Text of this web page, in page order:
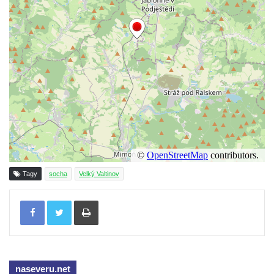
Pomník Vojtěcha Adalberta Lanny v parku
Na Sadech v Českých Budějovicích
Pomník Přemysla Otakara II. v parku Na
Sadech v Českých Budějovicích
Socha Mateřství v parku Na Sadech v
Českých Budějovicích
Památník Otokara Mokrého v parku Na
Sadech v Českých Budějovicích
Poslední dochovaný tramvajový sloup na
Pražské třídě v Českých Budějovicích
Socha Civilizovaní na Husově třídě v
Českých Budějovicích
Socha svatého Jana Nepomuckého Na
Tagy socha Velký Valtinov
Tisknout
naseveru.net